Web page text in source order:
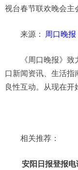
视台春节联欢晚会主
来源： 周口晚报
《周口晚报》
口新闻资讯、生活指
良性互动。从现在开
相关推荐：
安阳日报登报电